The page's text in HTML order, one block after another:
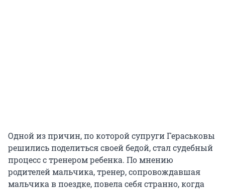
Одной из причин, по которой супруги Гераськовы
решились поделиться своей бедой, стал судебный
процесс с тренером ребенка. По мнению
родителей мальчика, тренер, сопровождавшая
мальчика в поездке, повела себя странно, когда